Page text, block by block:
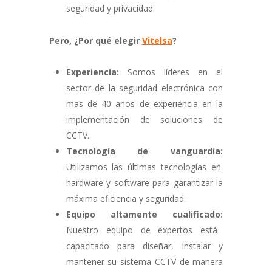
seguridad y privacidad.
Pero, ¿Por qué elegir Vitelsa?
Experiencia: Somos líderes en el
sector de la seguridad electrónica con
mas de 40 años de experiencia en la
implementación de soluciones de
CCTV.
Tecnología de vanguardia:
Utilizamos las últimas tecnologías en
hardware y software para garantizar la
máxima eficiencia y seguridad.
Equipo altamente cualificado:
Nuestro equipo de expertos está
capacitado para diseñar, instalar y
mantener su sistema CCTV de manera